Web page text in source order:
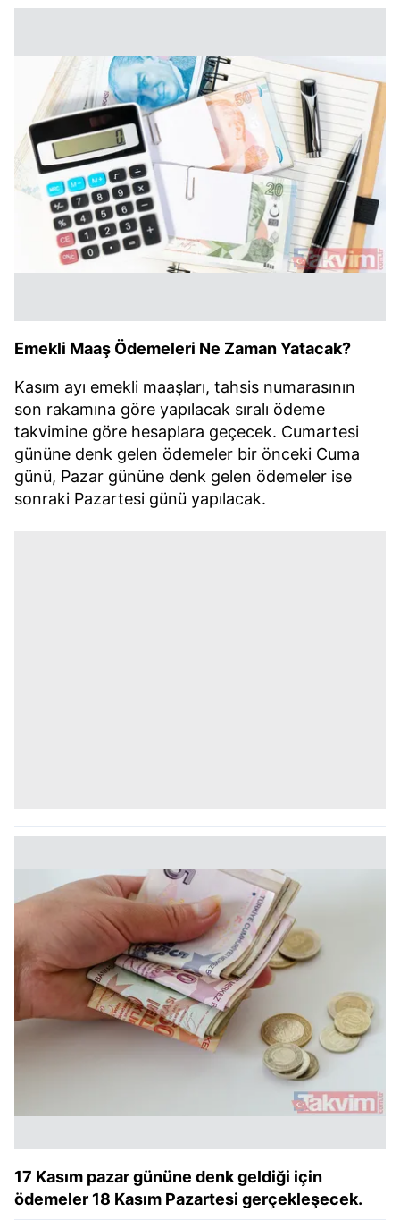
Emekli Maaş Ödemeleri Ne Zaman Yatacak?
Kasım ayı emekli maaşları, tahsis numarasının
son rakamına göre yapılacak sıralı ödeme
takvimine göre hesaplara geçecek. Cumartesi
gününe denk gelen ödemeler bir önceki Cuma
günü, Pazar gününe denk gelen ödemeler ise
sonraki Pazartesi günü yapılacak.
17 Kasım pazar gününe denk geldiği için
ödemeler 18 Kasım Pazartesi gerçekleşecek.